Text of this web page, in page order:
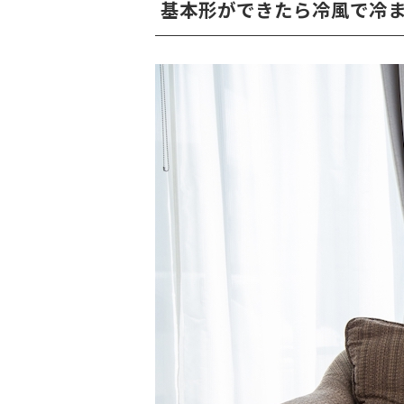
基本形ができたら冷風で冷